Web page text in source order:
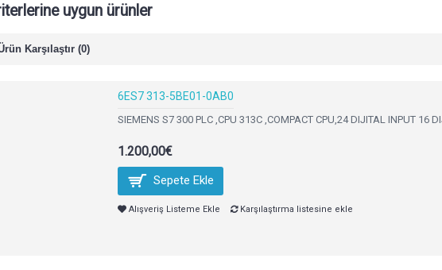
uygun ürünler
Karşılaştır (0)
6ES7 313-5BE01-0AB0
SIEMENS S7 300 PLC ,CPU 313C ,COMPACT CPU,24 DIJITAL INPUT 16
1.200,00€
Sepete Ekle
Alışveriş Listeme Ekle Karşılaştırma listesine ekle